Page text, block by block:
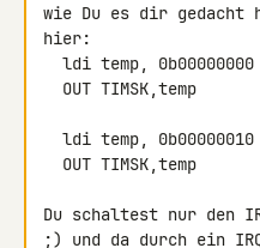
wie Du es dir
hier:
Du schaltest nur den
;) und da durch ein